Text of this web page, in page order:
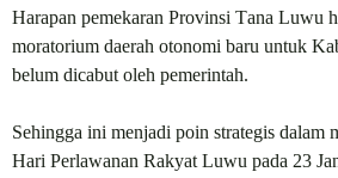
Harapan pemekaran Provinsi Tana Luwu
moratorium daerah otonomi baru untuk K
belum dicabut oleh pemerintah.
Sehingga ini menjadi poin strategis dalam
Hari Perlawanan Rakyat Luwu pada 23 J